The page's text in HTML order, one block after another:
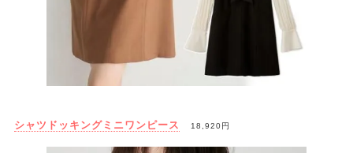
シャツドッキングミニワンピース 18,920円